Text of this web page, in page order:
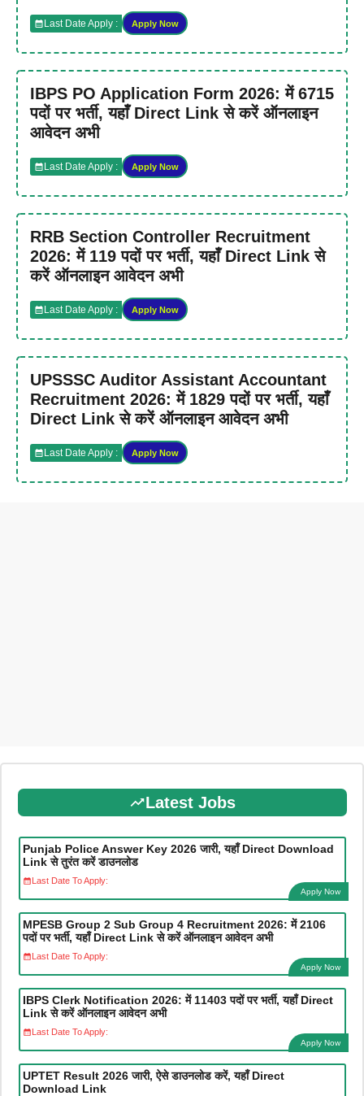
Last Date Apply : Apply Now
IBPS PO Application Form 2026: में 6715
पदों पर भर्ती, यहाँ Direct Link से करें ऑनलाइन
आवेदन अभी
Last Date Apply : Apply Now
RRB Section Controller Recruitment
2026: में 119 पदों पर भर्ती, यहाँ Direct Link से
करें ऑनलाइन आवेदन अभी
Last Date Apply : Apply Now
UPSSSC Auditor Assistant Accountant
Recruitment 2026: में 1829 पदों पर भर्ती, यहाँ
Direct Link से करें ऑनलाइन आवेदन अभी
Last Date Apply : Apply Now
Latest Jobs
Punjab Police Answer Key 2026 जारी, यहाँ Direct Download
Link से तुरंत करें डाउनलोड
Last Date To Apply:
Apply Now
MPESB Group 2 Sub Group 4 Recruitment 2026: में 2106
पदों पर भर्ती, यहाँ Direct Link से करें ऑनलाइन आवेदन अभी
Last Date To Apply:
Apply Now
IBPS Clerk Notification 2026: में 11403 पदों पर भर्ती, यहाँ Direct
Link से करें ऑनलाइन आवेदन अभी
Last Date To Apply:
Apply Now
UPTET Result 2026 जारी, ऐसे डाउनलोड करें, यहाँ Direct
Download Link